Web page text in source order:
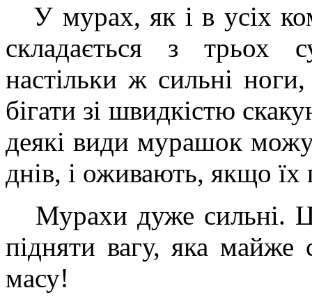
У мурах, як і в усіх
складається з трьох
настільки ж сильні
бігати зі швидкістю
деякі види мурашок
днів, і оживають, якщо їх
Мурахи дуже сильні.
підняти вагу, яка майже
масу!